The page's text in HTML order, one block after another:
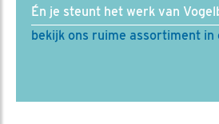
Én je steunt het werk van
bekijk ons ruime assortiment in